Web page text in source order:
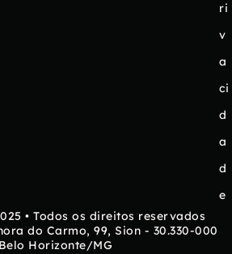
ri
v
a
ci
d
a
d
e
• Todos os direitos reservados
do Carmo, 99, Sion - 30.330-000
Horizonte/MG